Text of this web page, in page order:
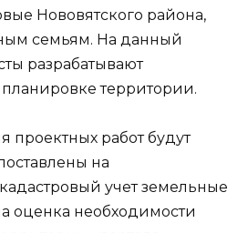
Нововятского района,
семьям. На данный
разрабатывают
территории.
проектных работ будут
на
учет земельные
оценка необходимости